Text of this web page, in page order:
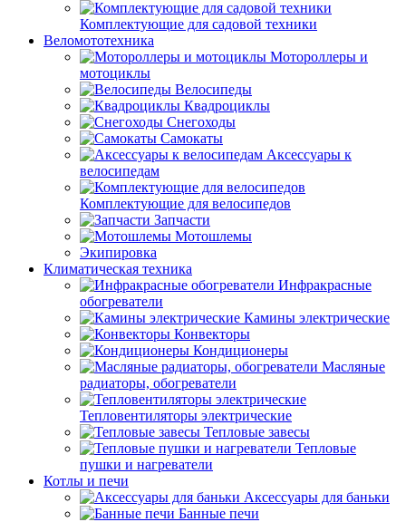
Комплектующие для садовой техники
Веломототехника
Мотороллеры и
мотоциклы
Велосипеды
Квадроциклы
Снегоходы
Самокаты
Аксессуары к
велосипедам
Комплектующие для велосипедов
Запчасти
Мотошлемы
Экипировка
Климатическая техника
Инфракрасные
обогреватели
Камины электрические
Конвекторы
Кондиционеры
Масляные
радиаторы, обогреватели
Тепловентиляторы электрические
Тепловые завесы
Тепловые
пушки и нагреватели
Котлы и печи
Аксессуары для баньки
Банные печи